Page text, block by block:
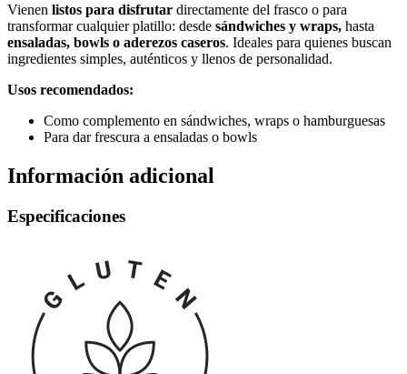
Vienen listos para disfrutar directamente del frasco o para
transformar cualquier platillo: desde sándwiches y wraps, hasta
ensaladas, bowls o aderezos caseros. Ideales para quienes buscan
ingredientes simples, auténticos y llenos de personalidad.
Usos recomendados:
Como complemento en sándwiches, wraps o hamburguesas
Para dar frescura a ensaladas o bowls
Información adicional
Especificaciones